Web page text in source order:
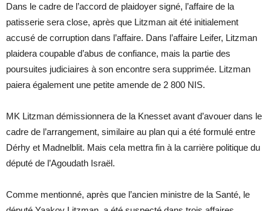
Dans le cadre de l’accord de plaidoyer signé, l’affaire de la
patisserie sera close, après que Litzman ait été initialement
accusé de corruption dans l’affaire. Dans l’affaire Leifer, Litzman
plaidera coupable d’abus de confiance, mais la partie des
poursuites judiciaires à son encontre sera supprimée. Litzman
paiera également une petite amende de 2 800 NIS.
MK Litzman démissionnera de la Knesset avant d’avouer dans le
cadre de l’arrangement, similaire au plan qui a été formulé entre
Dérhy et Madnelblit. Mais cela mettra fin à la carrière politique du
député de l’Agoudath Israël.
Comme mentionné, après que l’ancien ministre de la Santé, le